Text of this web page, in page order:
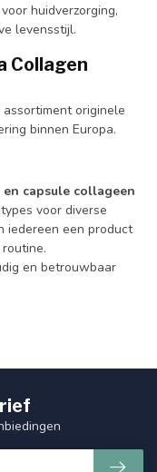
huidverzorging,
levensstijl.
Collagen
originele
binnen Europa.
capsule collageen
voor diverse
iedereen een product
en betrouwbaar